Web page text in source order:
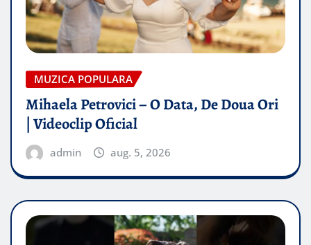
MUZICA POPULARA
Mihaela Petrovici – O Data, De Doua Ori
| Videoclip Oficial
admin aug. 5, 2026